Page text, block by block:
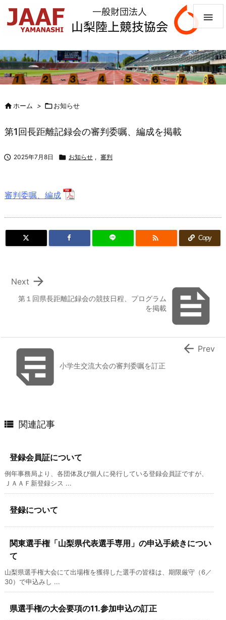

ホーム > お知らせ
第1回長距離記録会の審判委嘱、編成を掲載
 2025年7月8日  お知らせ , 審判
審判委嘱、編成
 Copy

第１回県長距離記録会の競技日程、プログラム
を掲載

Next
小学生交流大会の審判委嘱を訂正
 Prev
 関連記事
登録会員証について
例年事務局より、各団体及び個人に発行している登録会員証ですが、
ＪＡＡＦ新登録シス ...
登録について
関東選手権「山梨県代表選手専用」の申込手続きについ
て
山梨県選手権大会にて出場権を獲得した選手の皆様は、期限厳守（6／
30）で申込みし ...
県選手権の大会要項の11.参加申込の訂正